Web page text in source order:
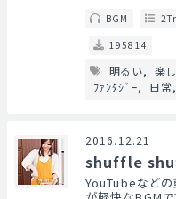
BGM
195814
明るい 楽
ﾌｧﾝﾀｼﾞｰ
日常
2016.12.21
shuffle
YouTubeなどの